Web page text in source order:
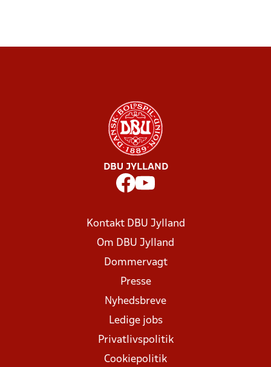
DBU JYLLAND
Kontakt DBU Jylland
Om DBU Jylland
Dommervagt
Presse
Nyhedsbreve
Ledige jobs
Privatlivspolitik
Cookiepolitik